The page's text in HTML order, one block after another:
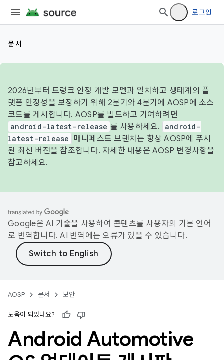
로그인
문서
2026년부터 트렁크 안정 개발 모델과 일치하고 생태계의 플
랫폼 안정성을 보장하기 위해 2분기와 4분기에 AOSP에 소스
코드를 게시합니다. AOSP를 빌드하고 기여하려면
android-latest-release 를 사용하세요.
android-
latest-release
매니페스트 브랜치는 항상 AOSP에 푸시
된 최신 버전을 참조합니다. 자세한 내용은 AOSP 변경사항을
참고하세요.
Google은 AI 기술을 사용하여 콘텐츠를 사용자의 기본 언어
로 번역합니다. AI 번역에는 오류가 있을 수 있습니다.
AOSP 문서 보안
도움이 되었나요?
Android Automotive